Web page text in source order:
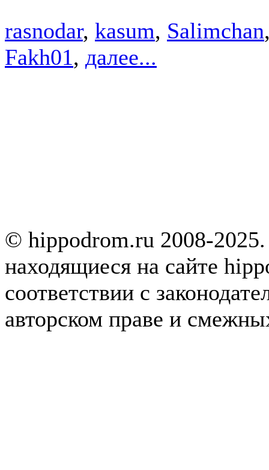
rasnodar, kasum, Salimchan
Fakh01, далее...
© hippodrom.ru 2008-
находящиеся на сайте
соответствии с
авторском праве и